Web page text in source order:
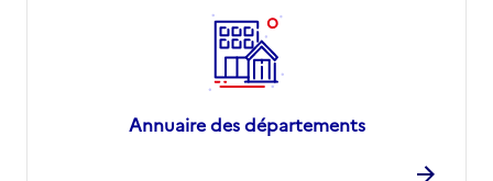
Annuaire des départements